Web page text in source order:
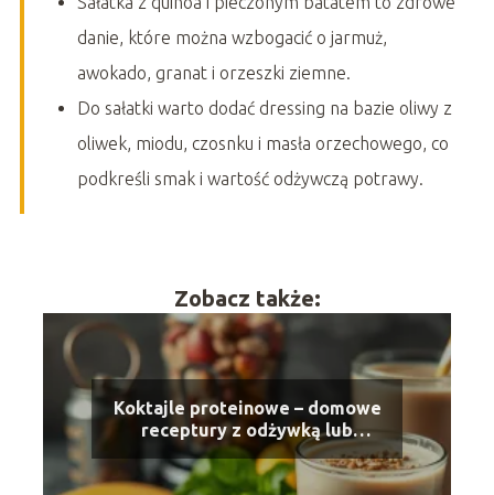
danie, które można wzbogacić o jarmuż,
awokado, granat i orzeszki ziemne.
Do sałatki warto dodać dressing na bazie oliwy z
oliwek, miodu, czosnku i masła orzechowego, co
podkreśli smak i wartość odżywczą potrawy.
Zobacz także:
Koktajle proteinowe – domowe
receptury z odżywką lub
naturalnym białkiem